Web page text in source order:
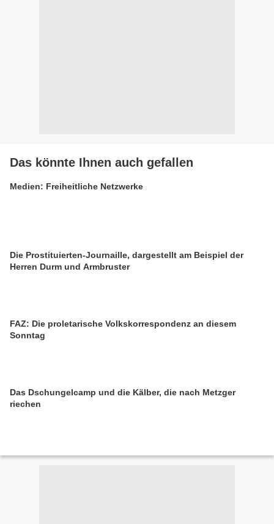
Das könnte Ihnen auch gefallen
Medien: Freiheitliche Netzwerke
Die Prostituierten-Journaille, dargestellt am Beispiel der
Herren Durm und Armbruster
FAZ: Die proletarische Volkskorrespondenz an diesem
Sonntag
Das Dschungelcamp und die Kälber, die nach Metzger
riechen